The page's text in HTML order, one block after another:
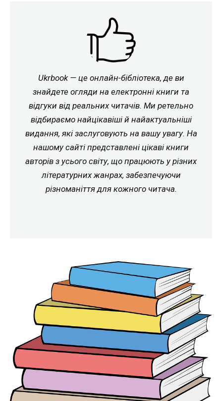
Ukrbook — це онлайн-бібліотека, де ви
знайдете огляди на електронні книги та
відгуки від реальних читачів. Ми ретельно
відбираємо найцікавіші й найактуальніші
видання, які заслуговують на вашу увагу. На
нашому сайті представлені цікаві книги
авторів з усього світу, що працюють у різних
літературних жанрах, забезпечуючи
різноманіття для кожного читача.